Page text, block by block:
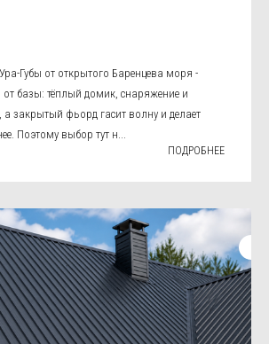
Губы от открытого Баренцева моря -
базы: тёплый домик, снаряжение и
а закрытый фьорд гасит волну и делает
Поэтому выбор тут н...
ПОДРОБНЕЕ